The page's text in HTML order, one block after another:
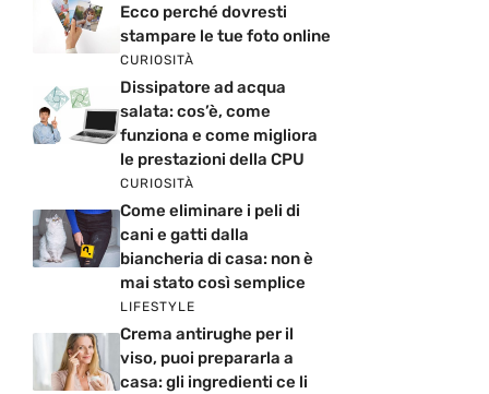
Ecco perché dovresti
stampare le tue foto online
CURIOSITÀ
Dissipatore ad acqua
salata: cos’è, come
funziona e come migliora
le prestazioni della CPU
CURIOSITÀ
Come eliminare i peli di
cani e gatti dalla
biancheria di casa: non è
mai stato così semplice
LIFESTYLE
Crema antirughe per il
viso, puoi prepararla a
casa: gli ingredienti ce li